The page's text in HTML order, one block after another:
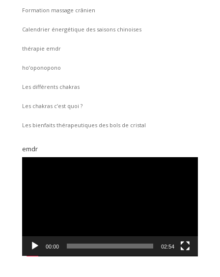
Formation massage crânien
Calendrier énergétique des saisons chinoises
thérapie emdr
ho’oponopono
Les différents chakras
Les chakras c’est quoi ?
Les bienfaits thérapeutiques des bols de cristal
emdr
00:00 02:54